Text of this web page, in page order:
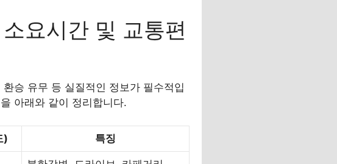
요시간 및 교통편
승 유무 등 실질적인 정보가 필수적입
아래와 같이 정리합니다.
) 특징